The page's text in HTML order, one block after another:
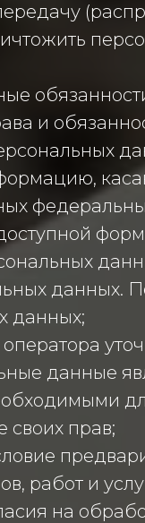
и
данных.
данных;
данные
своих прав;
работ и
на